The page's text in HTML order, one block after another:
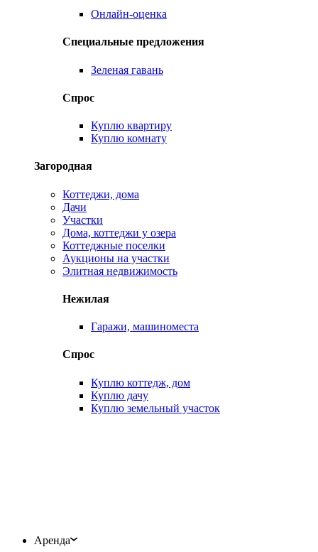
Онлайн-оценка
Специальные предложения
Зеленая гавань
Спрос
Куплю квартиру
Куплю комнату
Загородная
Коттеджи, дома
Дачи
Участки
Дома, коттеджи у озера
Коттеджные поселки
Аукционы на участки
Элитная недвижимость
Нежилая
Гаражи, машиноместа
Спрос
Куплю коттедж, дом
Куплю дачу
Куплю земельный участок
Аренда